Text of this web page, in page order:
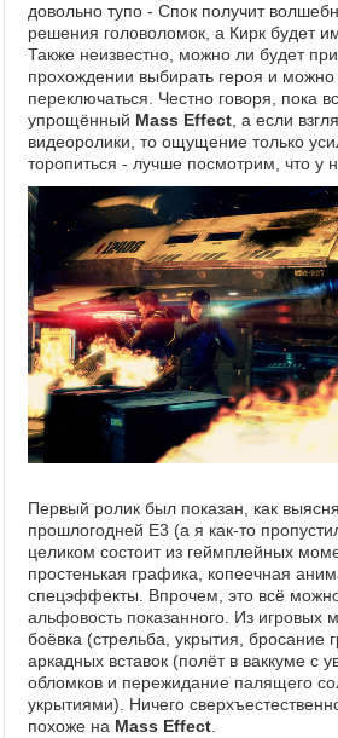
довольно тупо - Спок получит
решения головоломок, а Кирк будет
Также неизвестно, можно ли будет
прохождении выбирать героя и
переключаться. Честно говоря, пока
упрощённый Mass Effect , а если
видеоролики, то ощущение только
торопиться - лучше посмотрим, что у
Первый ролик был показан, как
прошлогодней E3 (а я как-то
целиком состоит из геймплейных
простенькая графика, копеечная
спецэффекты. Впрочем, это всё
альфовость показанного. Из игровых
боёвка (стрельба, укрытия, бросание
аркадных вставок (полёт в ваккуме с
обломков и пережидание палящего
укрытиями). Ничего
похоже на Mass Effect